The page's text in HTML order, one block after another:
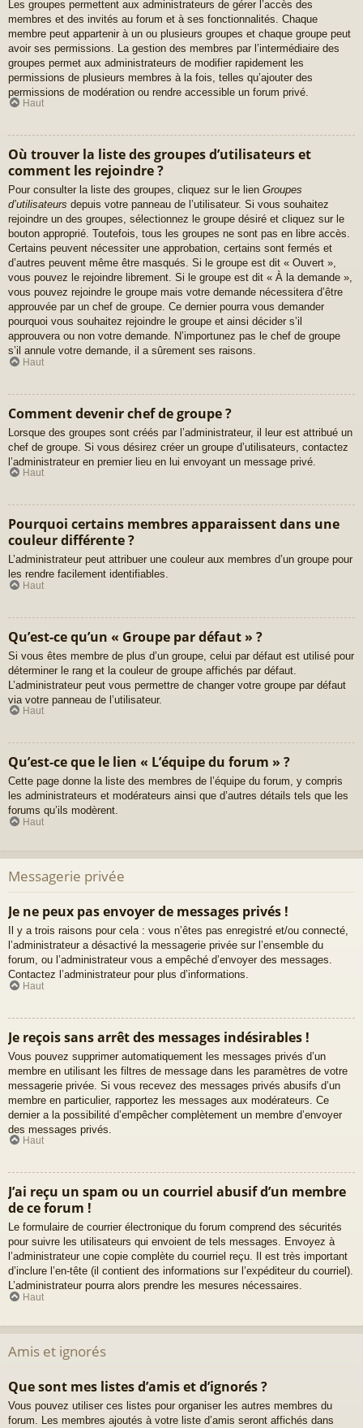
Les groupes permettent aux administrateurs de gérer l’accès des
membres et des invités au forum et à ses fonctionnalités. Chaque
membre peut appartenir à un ou plusieurs groupes et chaque groupe peut
avoir ses permissions. La gestion des membres par l’intermédiaire des
groupes permet aux administrateurs de modifier rapidement les
permissions de plusieurs membres à la fois, telles qu’ajouter des
permissions de modération ou rendre accessible un forum privé.
Haut
Où trouver la liste des groupes d’utilisateurs et
comment les rejoindre ?
Pour consulter la liste des groupes, cliquez sur le lien Groupes
d’utilisateurs depuis votre panneau de l’utilisateur. Si vous souhaitez
rejoindre un des groupes, sélectionnez le groupe désiré et cliquez sur le
bouton approprié. Toutefois, tous les groupes ne sont pas en libre accès.
Certains peuvent nécessiter une approbation, certains sont fermés et
d’autres peuvent même être masqués. Si le groupe est dit « Ouvert »,
vous pouvez le rejoindre librement. Si le groupe est dit « À la demande »,
vous pouvez rejoindre le groupe mais votre demande nécessitera d’être
approuvée par un chef de groupe. Ce dernier pourra vous demander
pourquoi vous souhaitez rejoindre le groupe et ainsi décider s’il
approuvera ou non votre demande. N’importunez pas le chef de groupe
s’il annule votre demande, il a sûrement ses raisons.
Haut
Comment devenir chef de groupe ?
Lorsque des groupes sont créés par l’administrateur, il leur est attribué un
chef de groupe. Si vous désirez créer un groupe d’utilisateurs, contactez
l’administrateur en premier lieu en lui envoyant un message privé.
Haut
Pourquoi certains membres apparaissent dans une
couleur différente ?
L’administrateur peut attribuer une couleur aux membres d’un groupe pour
les rendre facilement identifiables.
Haut
Qu’est-ce qu’un « Groupe par défaut » ?
Si vous êtes membre de plus d’un groupe, celui par défaut est utilisé pour
déterminer le rang et la couleur de groupe affichés par défaut.
L’administrateur peut vous permettre de changer votre groupe par défaut
via votre panneau de l’utilisateur.
Haut
Qu’est-ce que le lien « L’équipe du forum » ?
Cette page donne la liste des membres de l’équipe du forum, y compris
les administrateurs et modérateurs ainsi que d’autres détails tels que les
forums qu’ils modèrent.
Haut
Messagerie privée
Je ne peux pas envoyer de messages privés !
Il y a trois raisons pour cela : vous n’êtes pas enregistré et/ou connecté,
l’administrateur a désactivé la messagerie privée sur l’ensemble du
forum, ou l’administrateur vous a empêché d’envoyer des messages.
Contactez l’administrateur pour plus d’informations.
Haut
Je reçois sans arrêt des messages indésirables !
Vous pouvez supprimer automatiquement les messages privés d’un
membre en utilisant les filtres de message dans les paramètres de votre
messagerie privée. Si vous recevez des messages privés abusifs d’un
membre en particulier, rapportez les messages aux modérateurs. Ce
dernier a la possibilité d’empêcher complètement un membre d’envoyer
des messages privés.
Haut
J’ai reçu un spam ou un courriel abusif d’un membre
de ce forum !
Le formulaire de courrier électronique du forum comprend des sécurités
pour suivre les utilisateurs qui envoient de tels messages. Envoyez à
l’administrateur une copie complète du courriel reçu. Il est très important
d’inclure l’en-tête (il contient des informations sur l’expéditeur du courriel).
L’administrateur pourra alors prendre les mesures nécessaires.
Haut
Amis et ignorés
Que sont mes listes d’amis et d’ignorés ?
Vous pouvez utiliser ces listes pour organiser les autres membres du
forum. Les membres ajoutés à votre liste d’amis seront affichés dans